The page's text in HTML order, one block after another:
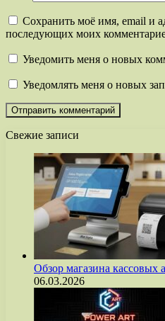
Сохранить моё имя, email и
последующих моих
Уведомить меня о новых
Уведомлять меня о новых
Свежие записи
Обзор магазина кассовых
06.03.2026